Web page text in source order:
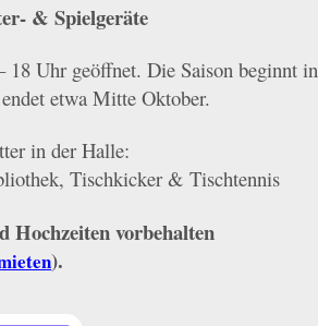
& Spielgeräte
18 Uhr geöffnet. Die Saison beginnt in
etwa Mitte Oktober.
in der Halle:
Tischkicker & Tischtennis
Hochzeiten vorbehalten
).